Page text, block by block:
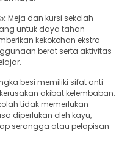
: Meja dan kursi sekolah
untuk daya tahan
kekokohan ekstra
berat serta aktivitas
besi memiliki sifat anti-
akibat kelembaban.
tidak memerlukan
diperlukan oleh kayu,
serangga atau pelapisan